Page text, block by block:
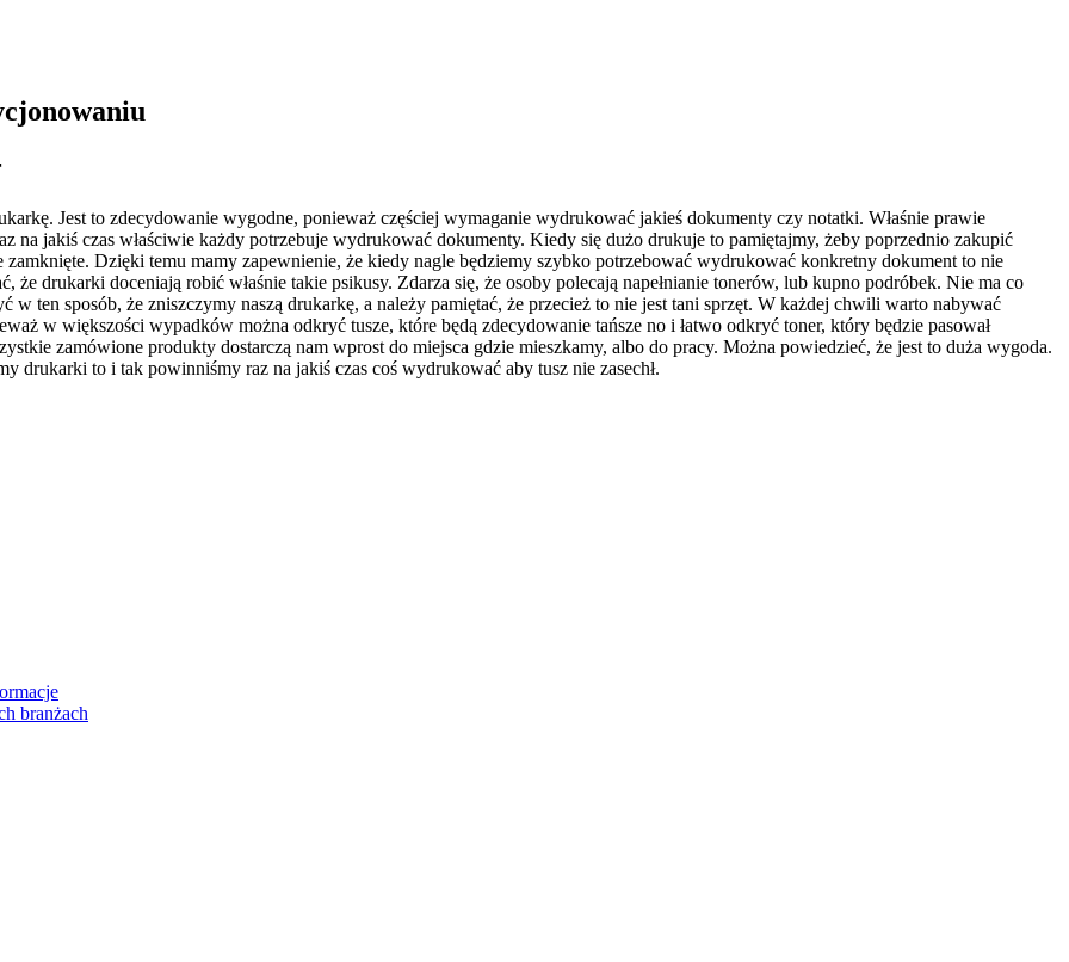
Jest to zdecydowanie wygodne, ponieważ częściej wymaganie wydrukować jakieś dokumenty czy notatki. Właśnie prawie
na jakiś czas właściwie każdy potrzebuje wydrukować dokumenty. Kiedy się dużo drukuje to pamiętajmy, żeby poprzednio zakupić
Dzięki temu mamy zapewnienie, że kiedy nagle będziemy szybko potrzebować wydrukować konkretny dokument to nie
że drukarki doceniają robić właśnie takie psikusy. Zdarza się, że osoby polecają napełnianie tonerów, lub kupno podróbek. Nie ma co
w ten sposób, że zniszczymy naszą drukarkę, a należy pamiętać, że przecież to nie jest tani sprzęt. W każdej chwili warto nabywać
w większości wypadków można odkryć tusze, które będą zdecydowanie tańsze no i łatwo odkryć toner, który będzie pasował
zamówione produkty dostarczą nam wprost do miejsca gdzie mieszkamy, albo do pracy. Można powiedzieć, że jest to duża wygoda.
drukarki to i tak powinniśmy raz na jakiś czas coś wydrukować aby tusz nie zasechł.
branżach